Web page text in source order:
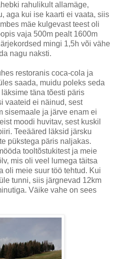
rahulikult allamäge,
aga kui ise kaarti ei vaata, siis
mäe kulgevast teest oli
vaja 500m pealt 1600m
mingi 1,5h või vähe
nagu naksti.
restoranis coca-cola ja
saada, muidu poleks seda
täna tõesti päris
vaateid ei näinud, sest
sisemaale ja järve enam ei
moodi huvitav, sest kuskil
Teeääred läksid järsku
pükstega päris naljakas.
tooltõstukitest ja meie
mis oli veel lumega täitsa
oli meie suur töö tehtud. Kui
tunni, siis järgnevad 12km
Väike vahe on sees